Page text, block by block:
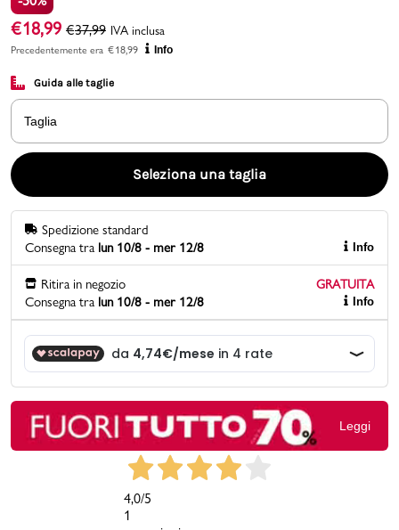
Marchi
Accedi | Registrati
Carrello
Promo & News
negozi
contatti
pcard
Gift card
€18,99 €37,99 IVA inclusa
Precedentemente era €18,99 Info
Guida alle taglie
Taglia
Seleziona una taglia
Spedizione standard
Consegna tra lun 10/8 - mer 12/8 Info
Ritira in negozio
GRATUITA
Consegna tra lun 10/8 - mer 12/8 Info
Leggi
4,0/5
1